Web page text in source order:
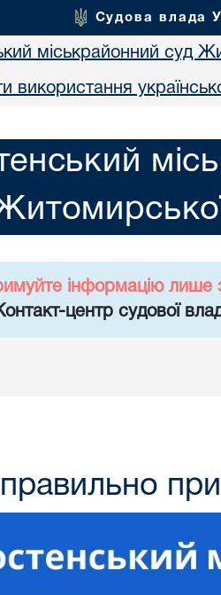
Судова влада
міськрайонний суд
використання
інформацію лише
центр судової